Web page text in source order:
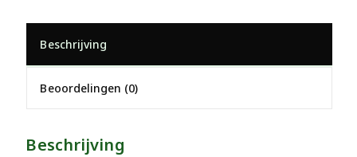
Beschrijving
Beoordelingen (0)
Beschrijving